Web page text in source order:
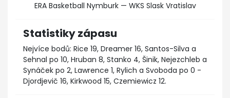
ERA Basketball Nymburk — WKS Slask Vratislav
Statistiky zápasu
Nejvíce bodů: Rice 19, Dreamer 16, Santos-Silva a
Sehnal po 10, Hruban 8, Stanko 4, Šinik, Nejezchleb a
Synáček po 2, Lawrence 1, Rylich a Svoboda po 0 -
Djordjevič 16, Kirkwood 15, Czemiewicz 12.